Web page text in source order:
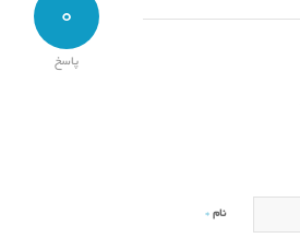
0
پاسخ
نام *